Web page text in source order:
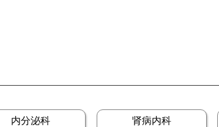
内分泌科 肾病内科